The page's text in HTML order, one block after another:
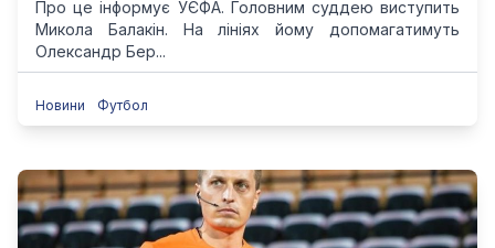
Про це інформує УЄФА. Головним суддею виступить
Микола Балакін. На лініях йому допомагатимуть
Олександр Бер...
Новини Футбол